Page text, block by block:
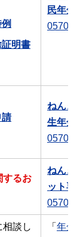
明書
民年金
0570-
請
ねんき
生年金
0570-
するお
ねんき
ット専
0570-
談し
「 年金